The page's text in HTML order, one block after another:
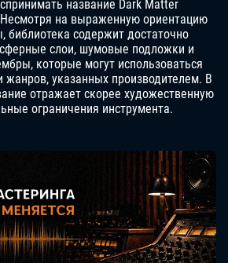
название Dark Matter
на выраженную ориентацию
библиотека содержит достаточно
слои, шумовые подложки и
которые могут использоваться
указанных производителем. В
отражает скорее художественную
ограничения инструмента.